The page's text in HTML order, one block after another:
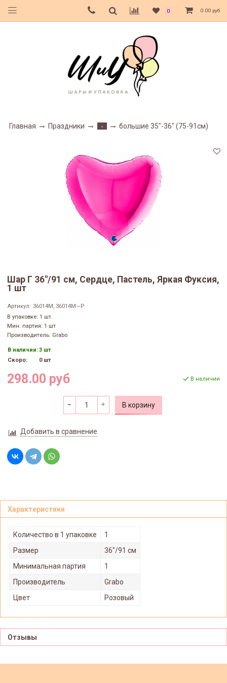
0 0.00 руб
Главная Праздники - большие 35"-36" (75-91см)
Шар Г 36"/91 см, Сердце, Пастель, Яркая Фуксия,
1 шт
Артикул: 36014M, 36014M—P
В упаковке: 1 шт.
Мин. партия: 1 шт
Производитель: Grabo
В наличии:3 шт
Скоро:
0 шт
298.00 руб В наличии
В корзину
Добавить в сравнение
Характеристики
Количество в 1 упаковке
1
Размер
36"/91 см
Минимальная партия
1
Производитель
Grabo
Цвет
Розовый
Отзывы